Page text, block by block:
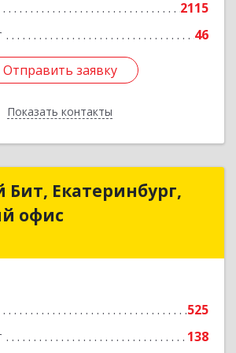
2115
46
Отправить заявку
Показать контакты
Отправить заявку
Назад
Бит, Екатеринбург,
офис
525
138
Бит, Екатеринбург,
Проектный офис
Подробнее